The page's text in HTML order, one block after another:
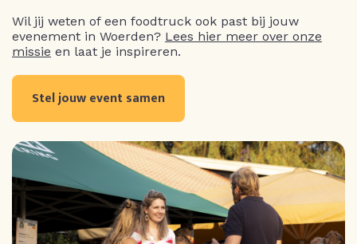
Wil jij weten of een foodtruck ook past bij jouw
evenement in Woerden? Lees hier meer over onze
missie en laat je inspireren.
Stel jouw event samen